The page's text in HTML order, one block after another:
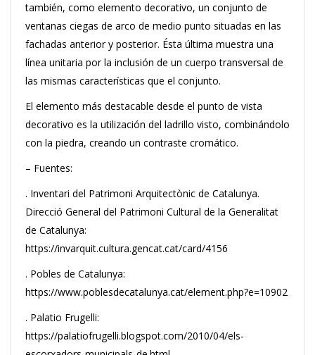
también, como elemento decorativo, un conjunto de
ventanas ciegas de arco de medio punto situadas en las
fachadas anterior y posterior. Ésta última muestra una
línea unitaria por la inclusión de un cuerpo transversal de
las mismas características que el conjunto.
El elemento más destacable desde el punto de vista
decorativo es la utilización del ladrillo visto, combinándolo
con la piedra, creando un contraste cromático.
– Fuentes:
. Inventari del Patrimoni Arquitectònic de Catalunya.
Direcció General del Patrimoni Cultural de la Generalitat
de Catalunya:
https://invarquit.cultura.gencat.cat/card/4156
. Pobles de Catalunya:
https://www.poblesdecatalunya.cat/element.php?e=10902
. Palatio Frugelli:
https://palatiofrugelli.blogspot.com/2010/04/els-